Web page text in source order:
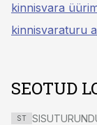
kinnisvara
kinnisvaraturu
SEOTUD
ST